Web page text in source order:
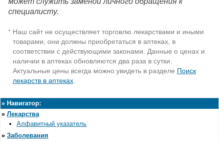
специалисту.
* Наш сайт не осуществляет торговлю лекарствами и иными
товарами, они должны приобретаться в аптеках, в
соответствии с действующими законами. Данные о ценах и
наличии в аптеках обновляются два раза в сутки.
Актуальные цены всегда можно увидеть в разделе Поиск
лекарств в аптеках.
» Навигатор:
» Лекарства
Алфавитный указатель
» Заболевания